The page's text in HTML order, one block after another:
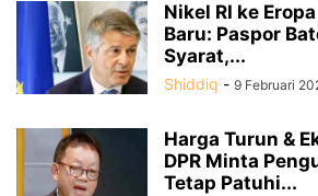
Nikel RI ke
Baru: Paspor
Syarat,...
Shiddiq - 9 Februari
Harga Turun &
DPR Minta
Tetap Patuhi...